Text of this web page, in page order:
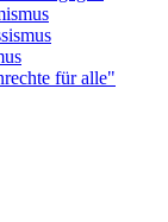
für alle"